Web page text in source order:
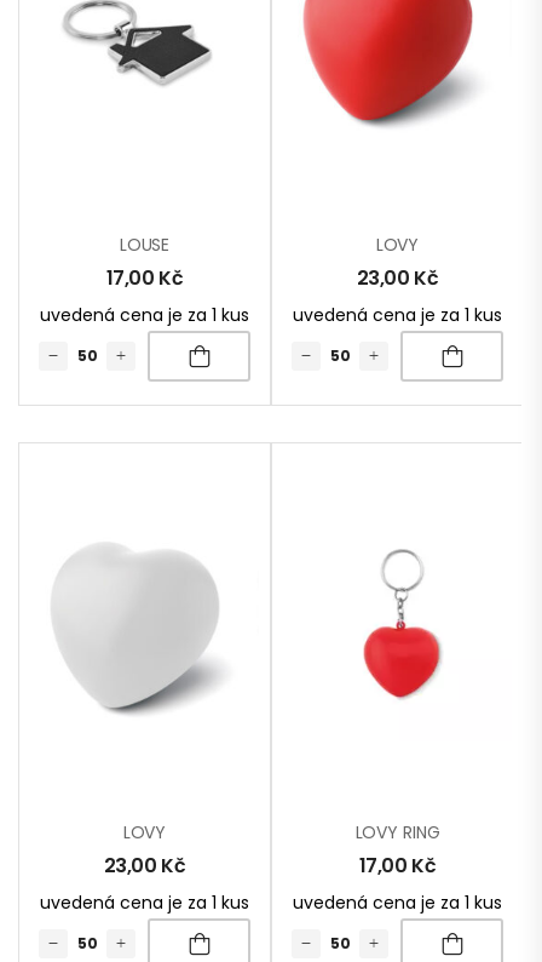
LOUSE
17,00 Kč
uvedená cena je za 1 kus
LOVY
23,00 Kč
uvedená cena je za 1 kus
LOVY
23,00 Kč
uvedená cena je za 1 kus
LOVY RING
17,00 Kč
uvedená cena je za 1 kus